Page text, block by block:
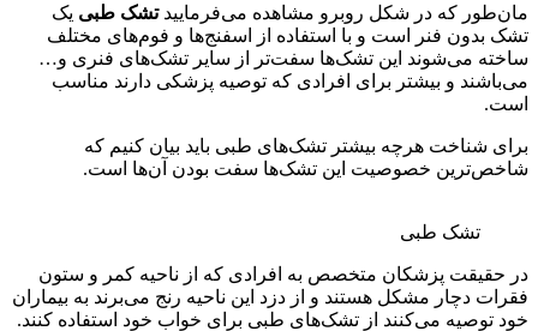
مان‌طور که در شکل روبرو مشاهده می‌فرماییدتشک طبی یک
تشک بدون فنر است و با استفاده از اسفنج‌ها و فوم‌های مختلف
ساخته می‌شوند این تشک‌ها سفت‌تر از سایر تشک‌های فنری و…
می‌باشند و بیشتر برای افرادی که توصیه پزشکی دارند مناسب
است.
برای شناخت هرچه بیشتر تشک‌های طبی باید بیان کنیم که
شاخص‌ترین خصوصیت این تشک‌ها سفت بودن آن‌ها است.
تشک طبی
در حقیقت پزشکان متخصص به افرادی که از ناحیه کمر و ستون
فقرات دچار مشکل هستند و از دزد این ناحیه رنج می‌برند به بیماران
خود توصیه می‌کنند از تشک‌های طبی برای خواب خود استفاده کنند.